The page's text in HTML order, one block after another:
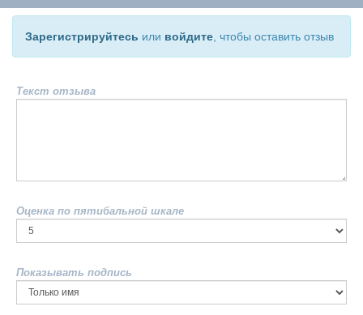
Зарегистрируйтесь или войдите , чтобы оставить отзыв
Текст отзыва
Оценка по пятибальной шкале
Показывать подпись